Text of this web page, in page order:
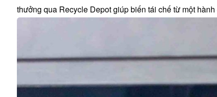
thưởng qua Recycle Depot giúp biến tái chế từ một